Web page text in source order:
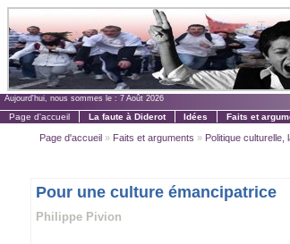
Aujourd'hui, nous sommes le : 7 Août 2026
Page d'accueil La faute à Diderot Idées Faits et
Page d'accueil» Faits et arguments » Politique culturelle,
Pour une culture émancipatrice
Philippe Pivion